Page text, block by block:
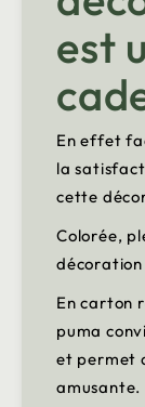
est
En effet
la
cette
Colorée,
décoration
En carton
puma
et permet
amusante.